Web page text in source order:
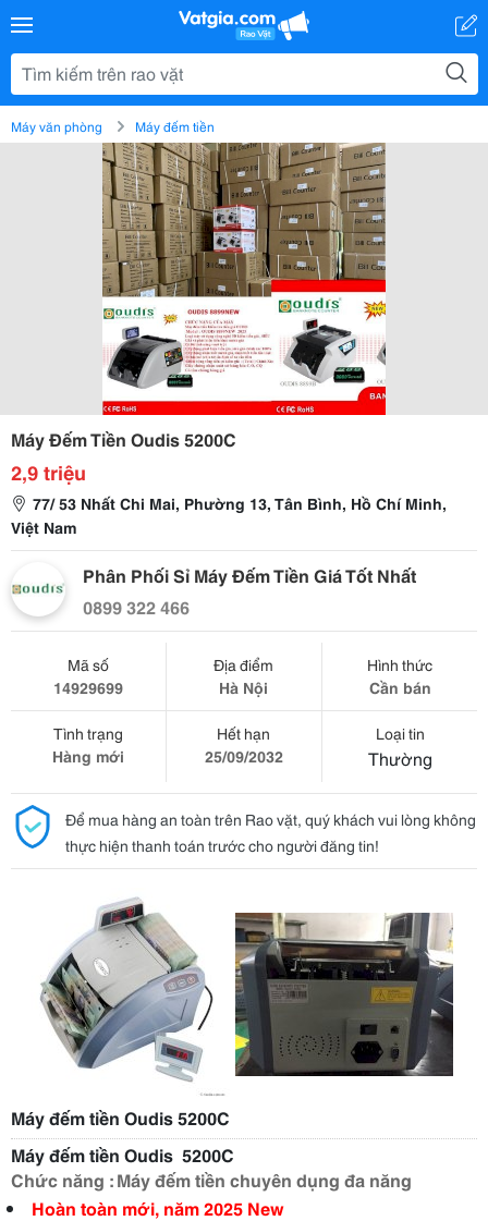
Máy văn phòng Máy đếm tiền
Máy Đếm Tiền Oudis 5200C
2,9 triệu
77/ 53 Nhất Chi Mai, Phường 13, Tân Bình, Hồ Chí Minh,
Việt Nam
Phân Phối Sỉ Máy Đếm Tiền Giá Tốt Nhất
0899 322 466
Mã số
14929699
Địa điểm
Hà Nội
Hình thức
Cần bán
Tình trạng
Hàng mới
Hết hạn
25/09/2032
Loại tin
Thường
Để mua hàng an toàn trên Rao vặt, quý khách vui lòng không
thực hiện thanh toán trước cho người đăng tin!
Máy đếm tiền Oudis 5200C
Máy đếm tiền Oudis 5200C
Chức năng : Máy đếm tiền chuyên dụng đa năng
Hoàn toàn mới, năm 2025 New